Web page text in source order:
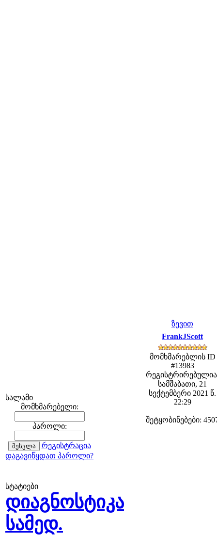
სალამი
მომხმარებელი:
პაროლი:
რეგისტრაცია
დაგავიწყდათ პაროლი?
სტატიები
დიაგნოსტიკა
სამედ.
ზევით
FrankJScott
მომხმარებლის ID
#13983
სამშაბათი, 21
სექტემბერი 2021 წ.
22:29
შეტყობინებები: